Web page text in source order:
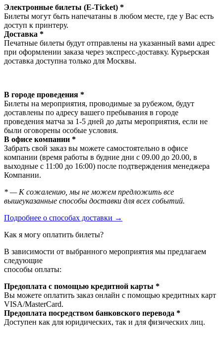
Электронные билеты (E-Ticket) *
Билеты могут быть напечатаны в любом месте, где у Вас есть
доступ к принтеру.
Доставка *
Печатные билеты будут отправлены на указанный вами адрес
при оформлении заказа через экспресс-доставку. Курьерская
доставка доступна только для Москвы.
В городе проведения *
Билеты на мероприятия, проводимые за рубежом, будут
доставлены по адресу вашего пребывания в городе
проведения матча за 1-5 дней до даты мероприятия, если не
были оговорены особые условия.
В офисе компании *
Забрать свой заказ вы можете самостоятельно в офисе
компании (время работы в будние дни с 09.00 до 20.00, в
выходные с 11:00 до 16:00) после подтверждения менеджера
Компании.
* — К сожалению, мы не можем предложить все
вышеуказанные способы доставки для всех событий.
Подробнее о способах доставки →
Как я могу оплатить билеты?
В зависимости от выбранного мероприятия мы предлагаем
следующие
способы оплаты:
Предоплата с помощью кредитной карты *
Вы можете оплатить заказ онлайн с помощью кредитных карт
VISA/MasterСard.
Предоплата посредством банковского перевода *
Доступен как для юридических, так и для физических лиц.